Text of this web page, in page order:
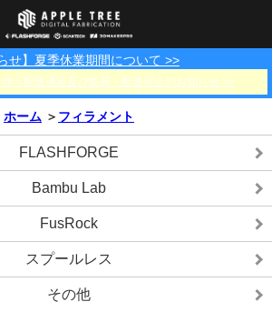
せ】夏季休業期間について >>
伴う配送遅延及び集荷・配達停止のお知らせ >>
3Dプリンター
FLASHFORGE Bambu Lab
3Dスキャナー
FLASHFORGE
その他
光造形用レジン
LCD用レジン
消耗品
部品
工具類
その他
フィラメント保管用乾
サポート
ホーム ＞ フィラメント
FLASHFORGE
Bambu Lab
FusRock
スプールレス
その他